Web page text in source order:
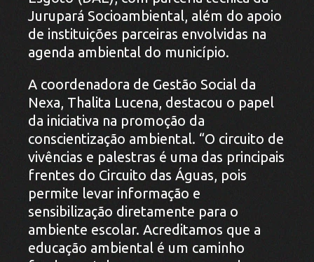
Jurupará Socioambiental, além do apoio
de instituições parceiras envolvidas na
agenda ambiental do município.
A coordenadora de Gestão Social da
Nexa, Thalita Lucena, destacou o papel
da iniciativa na promoção da
conscientização ambiental. “O circuito de
vivências e palestras é uma das principais
frentes do Circuito das Águas, pois
permite levar informação e
sensibilização diretamente para o
ambiente escolar. Acreditamos que a
educação ambiental é um caminho